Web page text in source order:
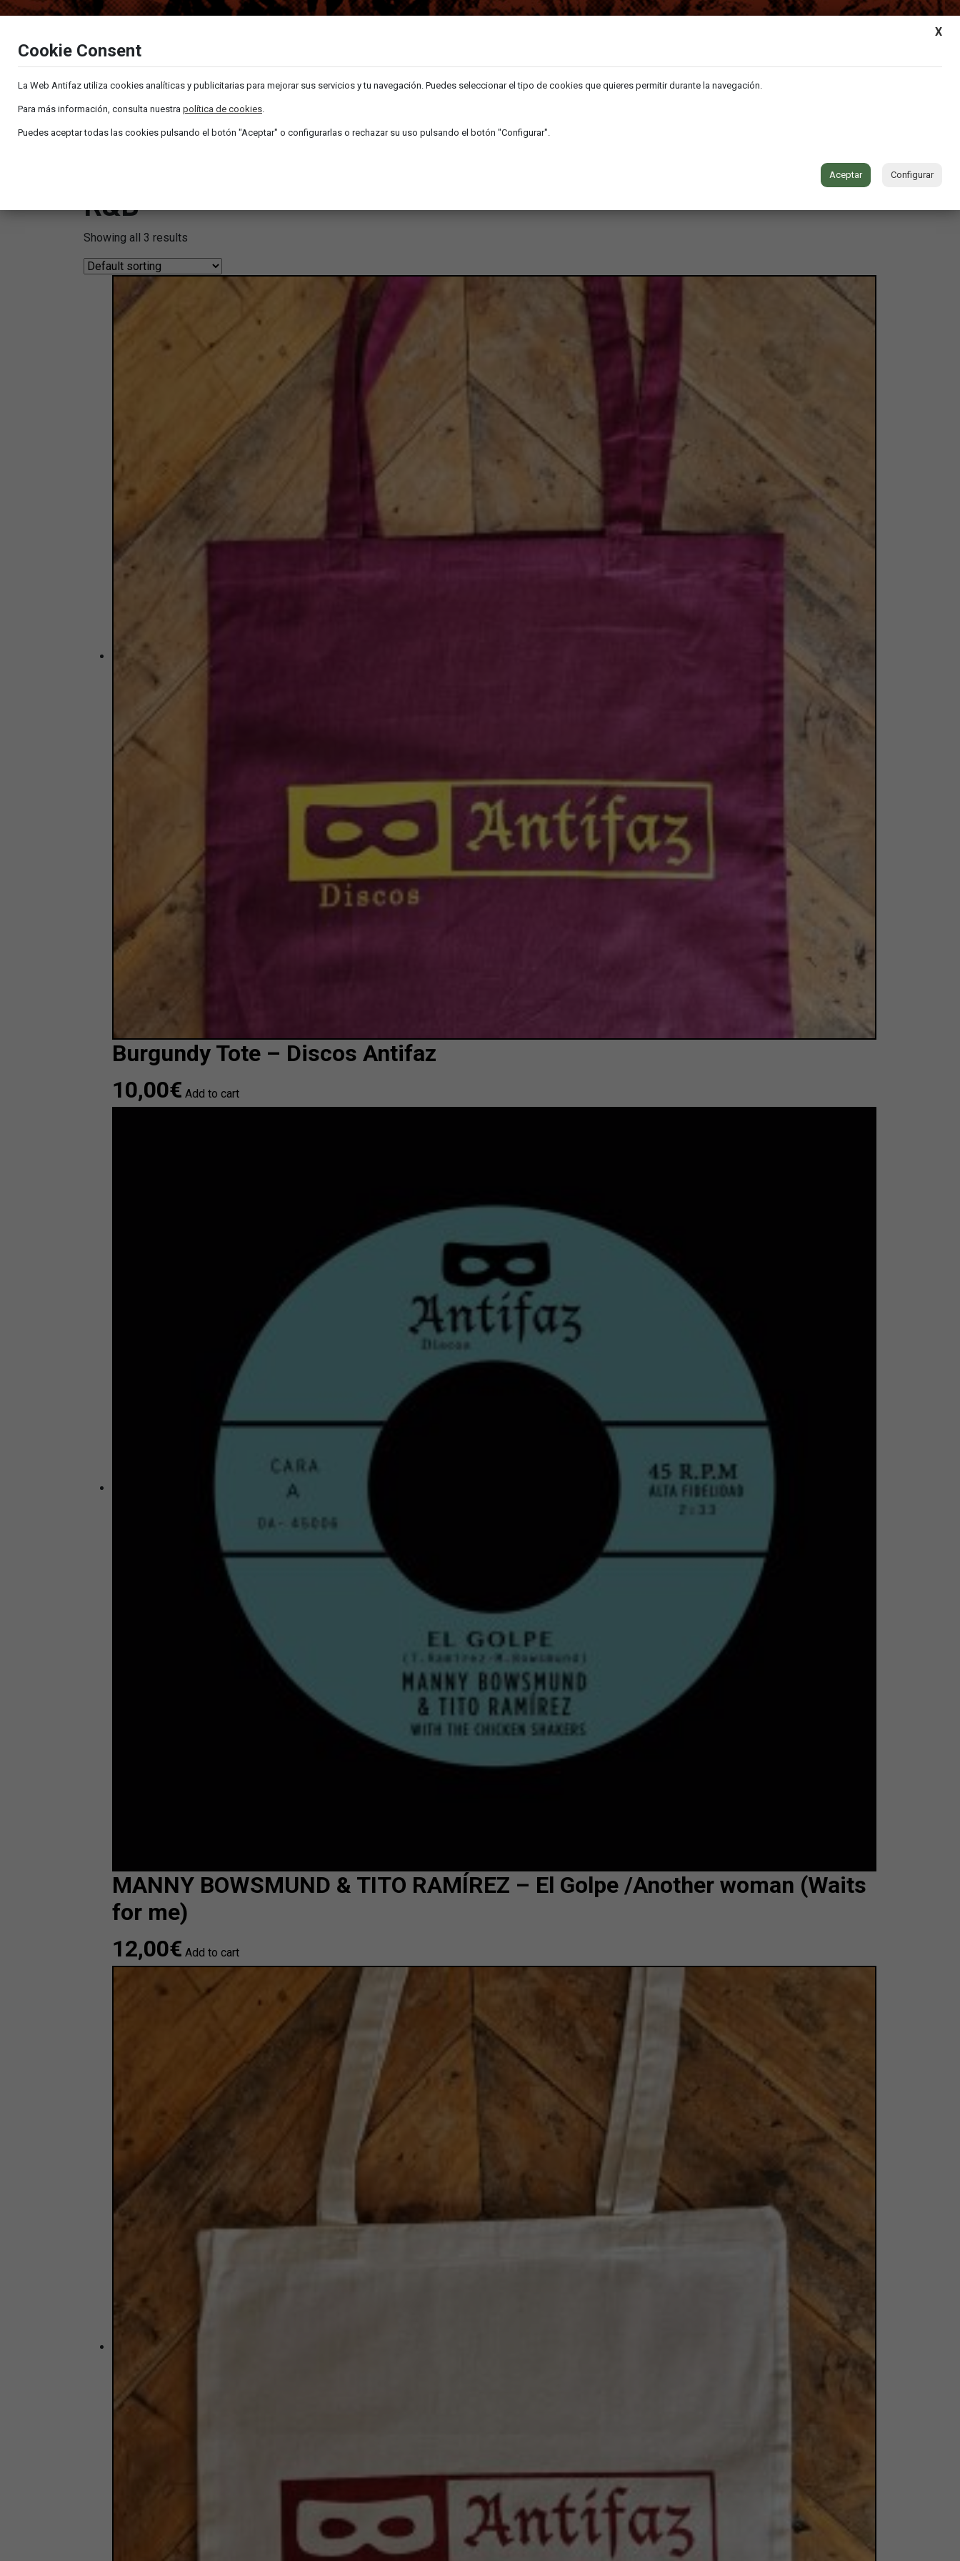
SHOP
R&B
Showing all 3 results
Burgundy Tote – Discos Antifaz
10,00€ Add to cart
MANNY BOWSMUND & TITO RAMÍREZ – El Golpe /Another woman (Waits
for me)
12,00€ Add to cart
X
Cookie Consent
La Web Antifaz utiliza cookies analíticas y publicitarias para mejorar sus servicios y tu navegación. Puedes seleccionar el tipo de cookies que quieres permitir durante la navegación.
Para más información, consulta nuestra política de cookies.
Puedes aceptar todas las cookies pulsando el botón "Aceptar" o configurarlas o rechazar su uso pulsando el botón "Configurar".
Aceptar Configurar